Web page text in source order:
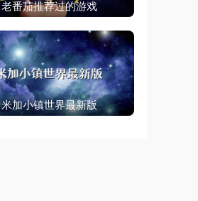
老番茄推荐过的游戏
米加小镇世界最新版